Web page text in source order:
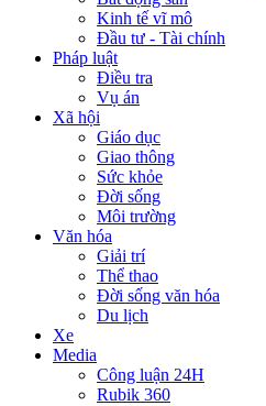
Kinh tế vĩ mô
Đầu tư - Tài chính
Pháp luật
Điều tra
Vụ án
Xã hội
Giáo dục
Giao thông
Sức khỏe
Đời sống
Môi trường
Văn hóa
Giải trí
Thể thao
Đời sống văn hóa
Du lịch
Xe
Media
Công luận 24H
Rubik 360